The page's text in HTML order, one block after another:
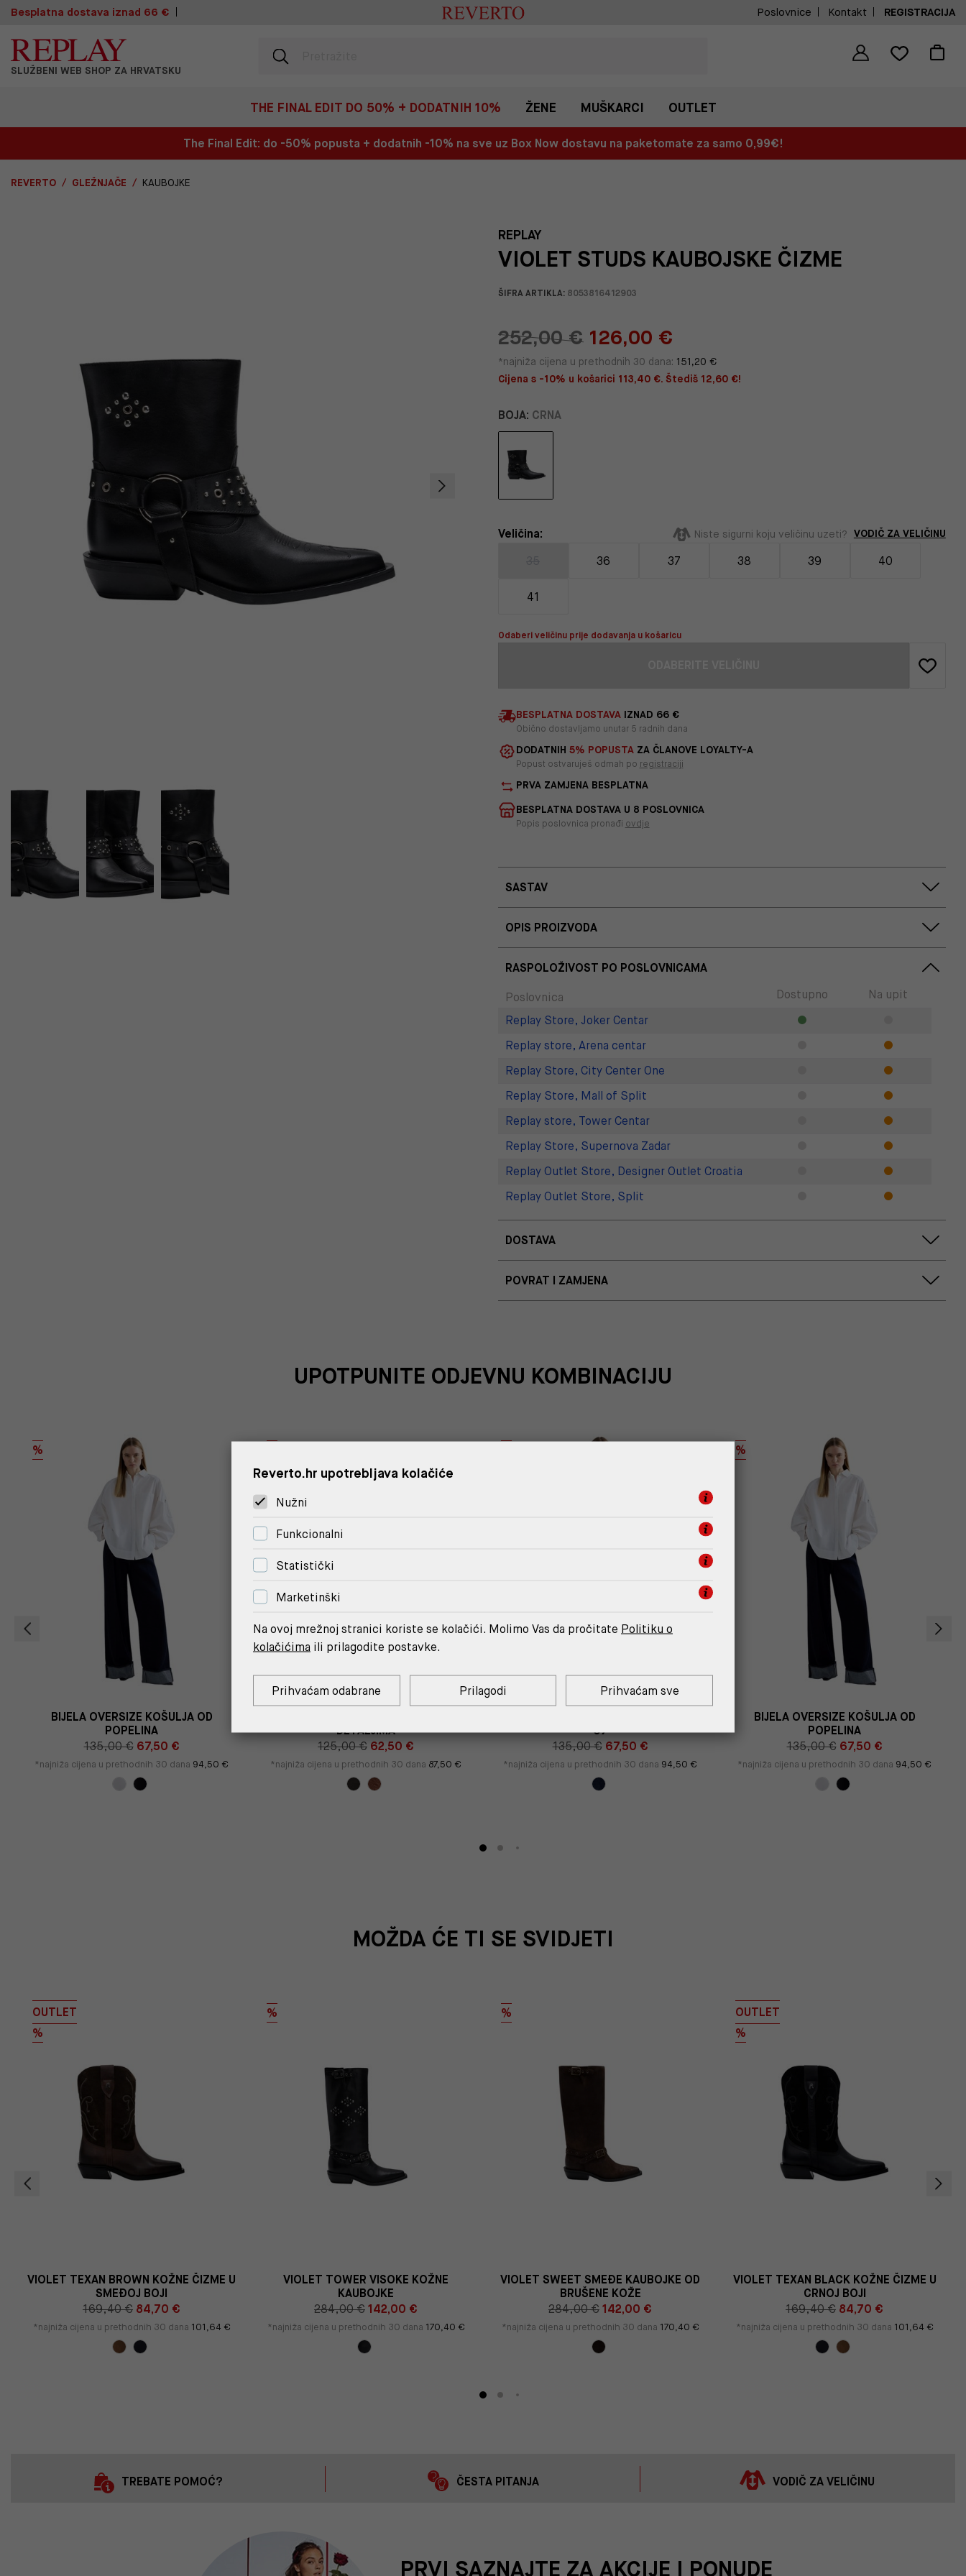
Besplatna dostava iznad 66 € Poslovnice Kontakt REGISTRACIJA
SLUŽBENI WEB SHOP ZA HRVATSKU
THE FINAL EDIT DO 50% + DODATNIH 10% ŽENE MUŠKARCI OUTLET
The Final Edit: do -50% popusta + dodatnih -10% na sve uz Box Now dostavu na paketomate za samo 0,99€!
REVERTO GLEŽNJAČE KAUBOJKE
REPLAY
VIOLET STUDS KAUBOJSKE ČIZME
ŠIFRA ARTIKLA:8053816412903
252,00 € 126,00 €
*najniža cijena u prethodnih 30 dana: 151,20 €
Cijena s -10% u košarici 113,40 €. Štediš 12,60 €!
BOJA: CRNA
Veličina: Niste sigurni koju veličinu uzeti? VODIČ ZA VELIČINU
36 37 38 39 40
41
Odaberi veličinu prije dodavanja u košaricu
BESPLATNA DOSTAVAIZNAD 66 €
Obično dostavljamo unutar 5 radnih dana
DODATNIH 5% POPUSTAZA ČLANOVE LOYALTY-A
Popust ostvaruješ odmah po registraciji
PRVA ZAMJENA BESPLATNA
BESPLATNA DOSTAVA U 8 POSLOVNICA
Popis poslovnica pronađi ovdje
SASTAV
OPIS PROIZVODA
RASPOLOŽIVOST PO POSLOVNICAMA
Poslovnica
Dostupno
Na upit
Replay Store, Joker Centar
Replay store, Arena centar
Replay Store, City Center One
Replay Store, Mall of Split
Replay store, Tower Centar
Replay Store, Supernova Zadar
Replay Outlet Store, Designer Outlet Croatia
Replay Outlet Store, Split
DOSTAVA
POVRAT I ZAMJENA
UPOTPUNITE ODJEVNU KOMBINACIJU
%
BIJELA OVERSIZE KOŠULJA OD
POPELINA
135,00 € 67,50 €
*najniža cijena u prethodnih 30 dana 94,50 €
DETALJIMA
125,00 € 62,50 €
*najniža cijena u prethodnih 30 dana 87,50 €
07
135,00 € 67,50 €
*najniža cijena u prethodnih 30 dana 94,50 €
%
BIJELA OVERSIZE KOŠULJA OD
POPELINA
135,00 € 67,50 €
*najniža cijena u prethodnih 30 dana 94,50 €
MOŽDA ĆE TI SE SVIDJETI
OUTLET
%
VIOLET TEXAN BROWN KOŽNE ČIZME U
SMEĐOJ BOJI
169,40 € 84,70 €
*najniža cijena u prethodnih 30 dana 101,64 €
%
VIOLET TOWER VISOKE KOŽNE
KAUBOJKE
284,00 €142,00 €
*najniža cijena u prethodnih 30 dana 170,40 €
%
VIOLET SWEET SMEĐE KAUBOJKE OD
BRUŠENE KOŽE
284,00 €142,00 €
*najniža cijena u prethodnih 30 dana 170,40 €
OUTLET
%
VIOLET TEXAN BLACK KOŽNE ČIZME U
CRNOJ BOJI
169,40 € 84,70 €
*najniža cijena u prethodnih 30 dana 101,64 €
TREBATE POMOĆ? ČESTA PITANJA VODIČ ZA VELIČINU
PRVI SAZNAJTE ZA AKCIJE I PONUDE
Reverto.hr upotrebljava kolačiće
Nužni
Funkcionalni
Statistički
Marketinški
Na ovoj mrežnoj stranici koriste se kolačići. Molimo Vas da pročitate Politiku o
kolačićima ili prilagodite postavke.
Prihvaćam odabrane Prilagodi Prihvaćam sve